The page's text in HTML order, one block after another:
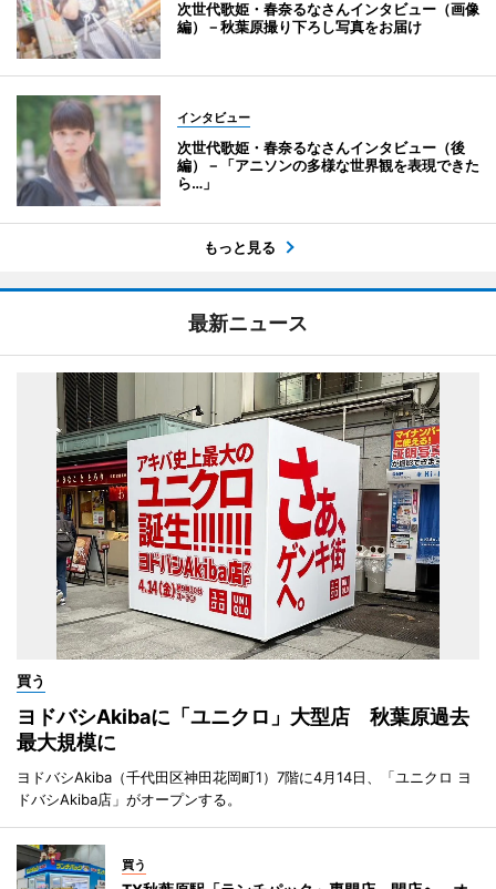
次世代歌姫・春奈るなさんインタビュー（画像
編）－秋葉原撮り下ろし写真をお届け
インタビュー
次世代歌姫・春奈るなさんインタビュー（後
編）－「アニソンの多様な世界観を表現できた
ら…」
もっと見る
最新ニュース
買う
ヨドバシAkibaに「ユニクロ」大型店 秋葉原過去
最大規模に
ヨドバシAkiba（千代田区神田花岡町1）7階に4月14日、「ユニクロ ヨ
ドバシAkiba店」がオープンする。
買う